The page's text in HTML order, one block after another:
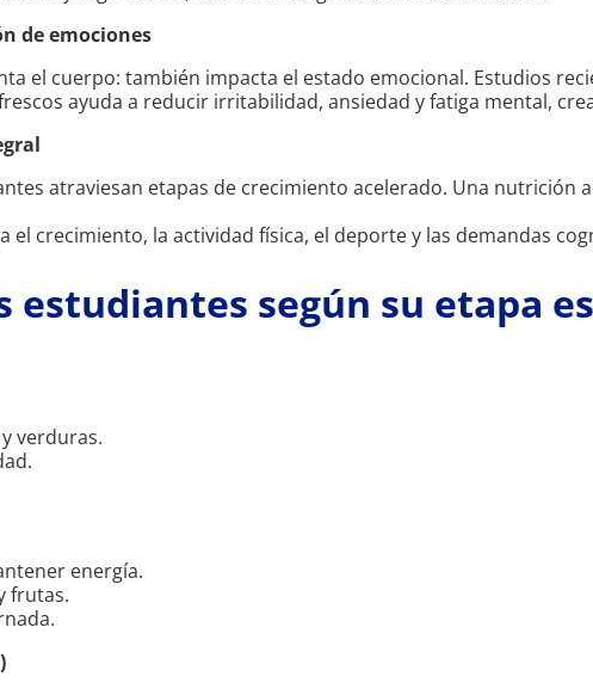
de emociones
el cuerpo: también impacta el estado emocional. Estudios
ayuda a reducir irritabilidad, ansiedad y fatiga mental,
atraviesan etapas de crecimiento acelerado. Una nutrición
el crecimiento, la actividad física, el deporte y las demandas
estudiantes según su etapa
verduras.
energía.
frutas.